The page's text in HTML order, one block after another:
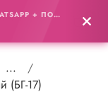
0
...
(БГ-17)
ПОЛУЧИТЕ ПОДБОРКУ ШАРОВ НА WHATSAPP + ПОДАРОК